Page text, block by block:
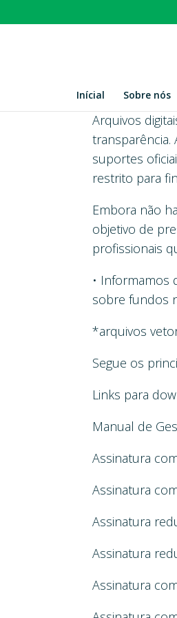
Inícial Sobre nós
Arquivos
suportes
restrito para
Embora não
objetivo de
profissionais
• Informamos
sobre fundos
*arquivos
Segue os
Links para
Manual de
Assinatura
Assinatura
Assinatura
Assinatura
Assinatura